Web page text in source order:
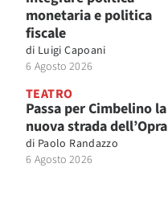
monetaria e politica
fiscale
di Luigi Capoani
6 Agosto 2026
TEATRO
Passa per Cimbelino la
nuova strada dell’Opra
di Paolo Randazzo
6 Agosto 2026